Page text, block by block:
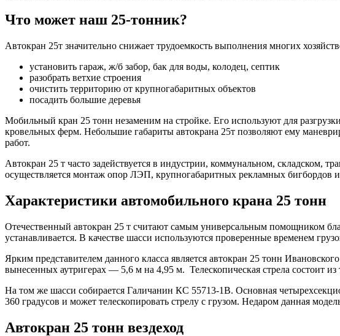
Что может наш 25-тонник?
Автокран 25т значительно снижает трудоемкость выполнения многих
установить гараж, ж/б забор, бак для воды, колодец, септик
разобрать ветхие строения
очистить территорию от крупногабаритных объектов
посадить большие деревья
Мобильный кран 25 тонн незаменим на стройке. Его используют для
кровельных ферм. Небольшие габариты автокрана 25т позволяют ему
работ.
Автокран 25 т часто задействуется в индустрии, коммунальном, складском,
осуществляется монтаж опор ЛЭП, крупногабаритных рекламных бигбордов
Характеристики автомобильного крана 25 тонн
Отечественный автокран 25 т считают самым универсальным помощником
устанавливается. В качестве шасси используются проверенные временем
Ярким представителем данного класса является автокран 25 тонн
вынесенных аутригерах — 5,6 м на 4,95 м. Телескопическая стрела состоит
На том же шасси собирается Галичанин КС 55713-1В. Основная
360 градусов и может телескопировать стрелу с грузом. Недаром данная
Автокран 25 тонн вездеход